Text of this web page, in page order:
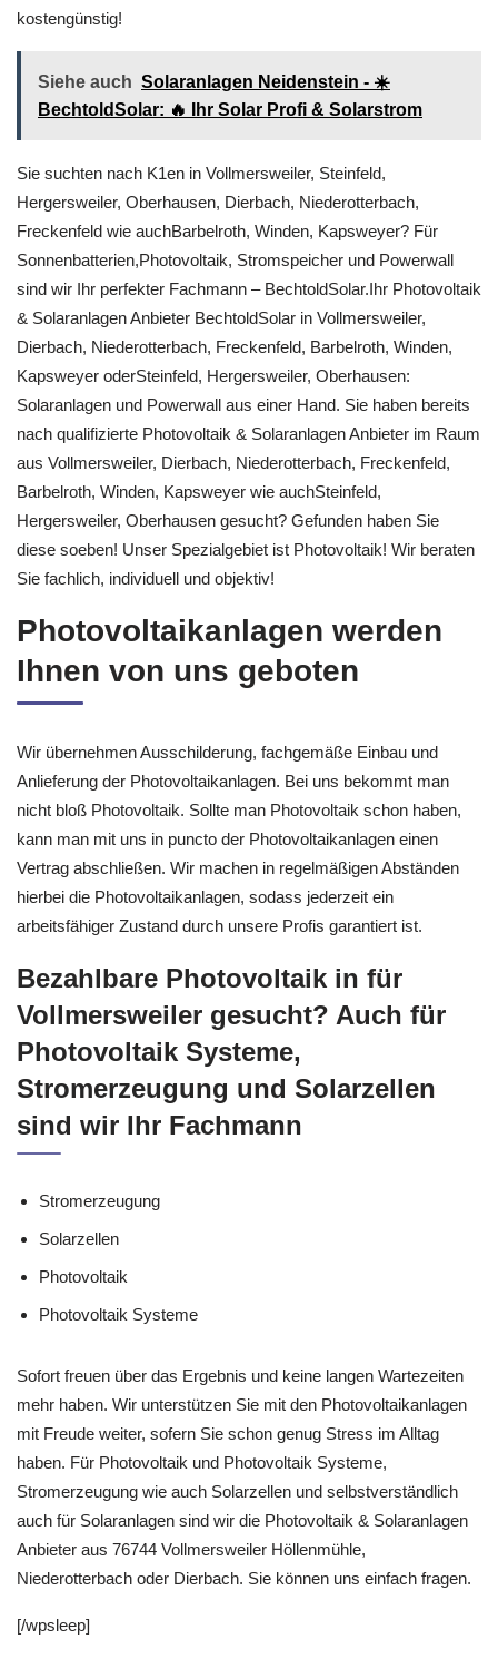
kostengünstig!
Siehe auch Solaranlagen Neidenstein - ☀️
BechtoldSolar: 🔥 Ihr Solar Profi & Solarstrom
Sie suchten nach K1en in Vollmersweiler, Steinfeld,
Hergersweiler, Oberhausen, Dierbach, Niederotterbach,
Freckenfeld wie auchBarbelroth, Winden, Kapsweyer? Für
Sonnenbatterien,Photovoltaik, Stromspeicher und Powerwall
sind wir Ihr perfekter Fachmann – BechtoldSolar.Ihr Photovoltaik
& Solaranlagen Anbieter BechtoldSolar in Vollmersweiler,
Dierbach, Niederotterbach, Freckenfeld, Barbelroth, Winden,
Kapsweyer oderSteinfeld, Hergersweiler, Oberhausen:
Solaranlagen und Powerwall aus einer Hand. Sie haben bereits
nach qualifizierte Photovoltaik & Solaranlagen Anbieter im Raum
aus Vollmersweiler, Dierbach, Niederotterbach, Freckenfeld,
Barbelroth, Winden, Kapsweyer wie auchSteinfeld,
Hergersweiler, Oberhausen gesucht? Gefunden haben Sie
diese soeben! Unser Spezialgebiet ist Photovoltaik! Wir beraten
Sie fachlich, individuell und objektiv!
Photovoltaikanlagen werden
Ihnen von uns geboten
Wir übernehmen Ausschilderung, fachgemäße Einbau und
Anlieferung der Photovoltaikanlagen. Bei uns bekommt man
nicht bloß Photovoltaik. Sollte man Photovoltaik schon haben,
kann man mit uns in puncto der Photovoltaikanlagen einen
Vertrag abschließen. Wir machen in regelmäßigen Abständen
hierbei die Photovoltaikanlagen, sodass jederzeit ein
arbeitsfähiger Zustand durch unsere Profis garantiert ist.
Bezahlbare Photovoltaik in für
Vollmersweiler gesucht? Auch für
Photovoltaik Systeme,
Stromerzeugung und Solarzellen
sind wir Ihr Fachmann
Stromerzeugung
Solarzellen
Photovoltaik
Photovoltaik Systeme
Sofort freuen über das Ergebnis und keine langen Wartezeiten
mehr haben. Wir unterstützen Sie mit den Photovoltaikanlagen
mit Freude weiter, sofern Sie schon genug Stress im Alltag
haben. Für Photovoltaik und Photovoltaik Systeme,
Stromerzeugung wie auch Solarzellen und selbstverständlich
auch für Solaranlagen sind wir die Photovoltaik & Solaranlagen
Anbieter aus 76744 Vollmersweiler Höllenmühle,
Niederotterbach oder Dierbach. Sie können uns einfach fragen.
[/wpsleep]